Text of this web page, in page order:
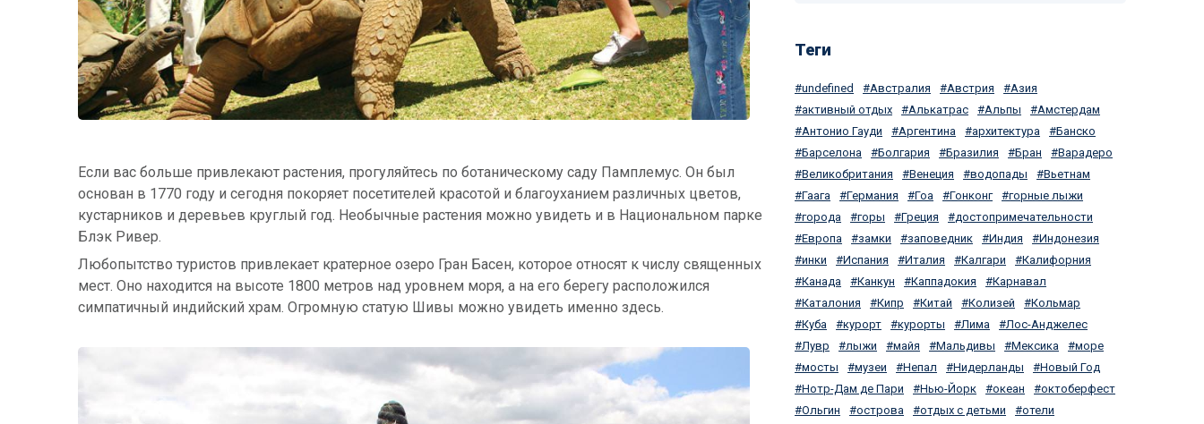
Если вас больше привлекают растения, прогуляйтесь по ботаническому саду Памплемус. Он был
основан в 1770 году и сегодня покоряет посетителей красотой и благоуханием различных цветов,
кустарников и деревьев круглый год. Необычные растения можно увидеть и в Национальном парке
Блэк Ривер.
Любопытство туристов привлекает кратерное озеро Гран Басен, которое относят к числу священных
мест. Оно находится на высоте 1800 метров над уровнем моря, а на его берегу расположился
симпатичный индийский храм. Огромную статую Шивы можно увидеть именно здесь.
Теги
undefined Австралия Австрия
Азия
активный отдых
Алькатрас Альпы
Амстердам
Антонио Гауди
Аргентина архитектура
Банско
Барселона
Болгария Бразилия Бран
Варадеро
Великобритания
Венеция водопады
Вьетнам
Гаага
Германия Гоа Гонконг
горные лыжи
города
горы Греция
достопримечательности
Европа
замки заповедник Индия
Индонезия
инки
Испания Италия Калгари
Калифорния
Канада
Канкун Каппадокия
Карнавал
Каталония
Кипр Китай Колизей
Кольмар
Куба
курорт курорты Лима
Лос-Анджелес
Лувр
лыжи майя Мальдивы Мексика
море
мосты
музеи Непал Нидерланды
Новый Год
Нотр-Дам де Пари
Нью-Йорк океан
октоберфест
Ольгин
острова отдых с детьми
отели